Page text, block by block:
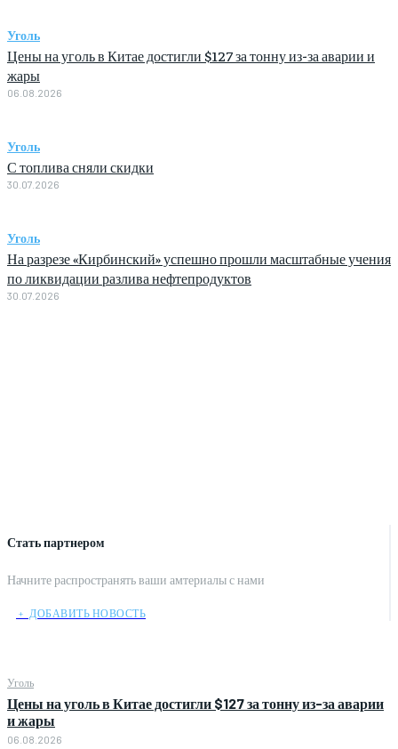
Стать партнером
Начните распространять ваши амтериалы с нами
﹢ ДОБАВИТЬ НОВОСТЬ
Уголь
Цены на уголь в Китае достигли $127 за тонну из-за аварии
и жары
06.08.2026
Уголь
Цены на уголь в Китае достигли $127 за тонну из-за аварии и
жары
06.08.2026
Уголь
С топлива сняли скидки
30.07.2026
Уголь
На разрезе «Кирбинский» успешно прошли масштабные учения
по ликвидации разлива нефтепродуктов
30.07.2026